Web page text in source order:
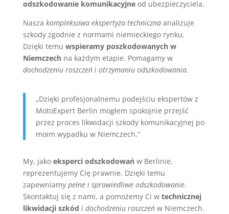
odszkodowanie komunikacyjneod ubezpieczyciela.
Nasza kompleksowa ekspertyza technicznaanalizuje
szkody zgodnie z normami niemieckiego rynku.
Dzięki temu wspieramy poszkodowanych w
Niemczechna każdym etapie. Pomagamy w
dochodzeniu roszczeńi otrzymaniu odszkodowania.
„Dzięki profesjonalnemu podejściu ekspertów z
MotoExpert Berlin mogłem spokojnie przejść
przez proces likwidacji szkody komunikacyjnej po
moim wypadku w Niemczech.”
My, jako eksperci odszkodowańw Berlinie,
reprezentujemy Cię prawnie. Dzięki temu
zapewniamy pełne i sprawiedliwe odszkodowanie.
Skontaktuj się z nami, a pomożemy Ci w technicznej
likwidacji szkód i dochodzeniu roszczeńw Niemczech.